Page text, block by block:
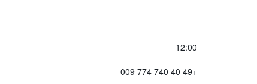
12:00
+49 40 740 774 009